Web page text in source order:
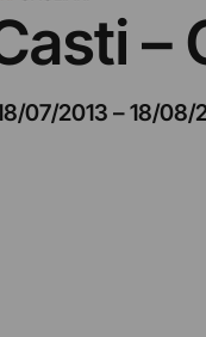
07/2013 –18/08/